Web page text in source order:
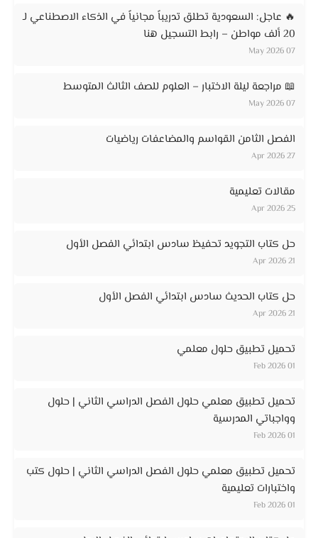
🔥 عاجل: السعودية تطلق تدريباً مجانياً في الذكاء الاصطناعي لـ
20 ألف مواطن – رابط التسجيل هنا
07 May 2026
📖 مراجعة ليلة الاختبار – العلوم للصف الثالث المتوسط
07 May 2026
الفصل الثامن القواسم والمضاعفات رياضيات
27 Apr 2026
مقالات تعليمية
25 Apr 2026
حل كتاب التجويد تحفيظ سادس ابتدائي الفصل الأول
21 Apr 2026
حل كتاب الحديث سادس ابتدائي الفصل الأول
21 Apr 2026
تحميل تطبيق حلول معلمي
01 Feb 2026
تحميل تطبيق معلمي حلول الفصل الدراسي الثاني | حلول
وواجباتي المدرسية
01 Feb 2026
تحميل تطبيق معلمي حلول الفصل الدراسي الثاني | حلول كتب
واختبارات تعليمية
01 Feb 2026